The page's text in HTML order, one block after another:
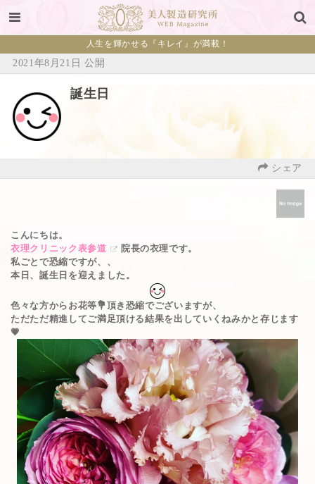
人生を輝かせる『キレイ』が満載！
2021年8月21日 公開
誕生日
シェア
こんにちは。
衣理クリニック表参道
院長の衣理です。
私ごとで恐縮ですが、、
本日、誕生日を迎えました。
色々な方からお花等💐頂き恐縮でございますが、
ただただ精進してご満足頂ける結果を出していくねみかと存じます
💗